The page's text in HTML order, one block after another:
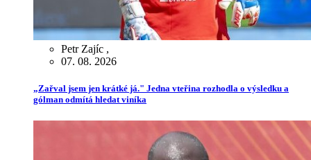
Petr Zajíc ,
07. 08. 2026
„Zařval jsem jen krátké já." Jedna vteřina rozhodla o výsledku a
gólman odmítá hledat viníka